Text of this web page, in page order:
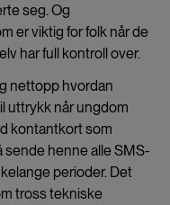
seg. Og
er viktig for folk når de
har full kontroll over.
nettopp hvordan
uttrykk når ungdom
kontantkort som
sende henne alle SMS-
perioder. Det
tross tekniske